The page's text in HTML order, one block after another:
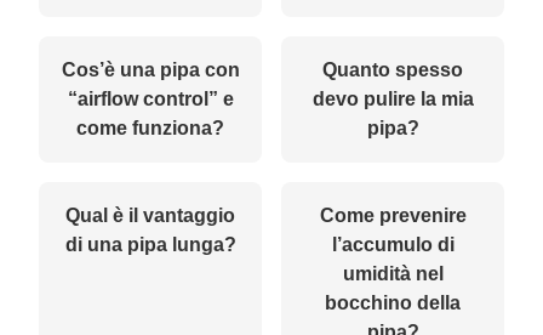
Cos’è una pipa con
“airflow control” e
come funziona?
Quanto spesso
devo pulire la mia
pipa?
Qual è il vantaggio
di una pipa lunga?
Come prevenire
l’accumulo di
umidità nel
bocchino della